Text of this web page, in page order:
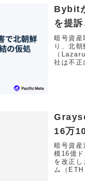
Bybit
を提
暗号資
り、北
（
社は不正
16万
暗号資
模16億
を改正
ム（